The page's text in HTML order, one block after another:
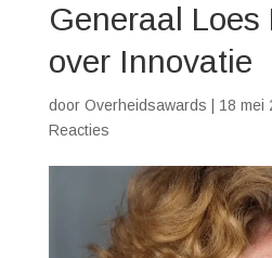
Generaal Loes
over Innovatie
door Overheidsawards 18 mei
Reacties